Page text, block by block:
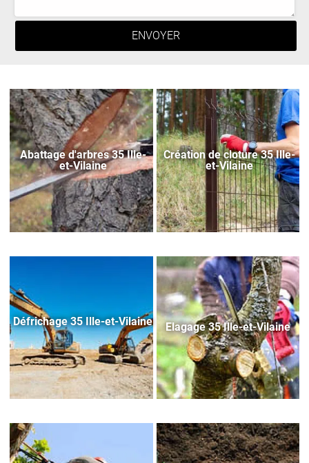
Abattage d'arbres 35 Ille-
et-Vilaine
Création de cloture 35 Ille-
et-Vilaine
Défrichage 35 Ille-et-Vilaine Elagage 35 Ille-et-Vilaine